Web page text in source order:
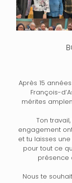
Après 15
François-
mérites
Ton
engagement
et tu laisses
pour tout ce
présence
Nous te